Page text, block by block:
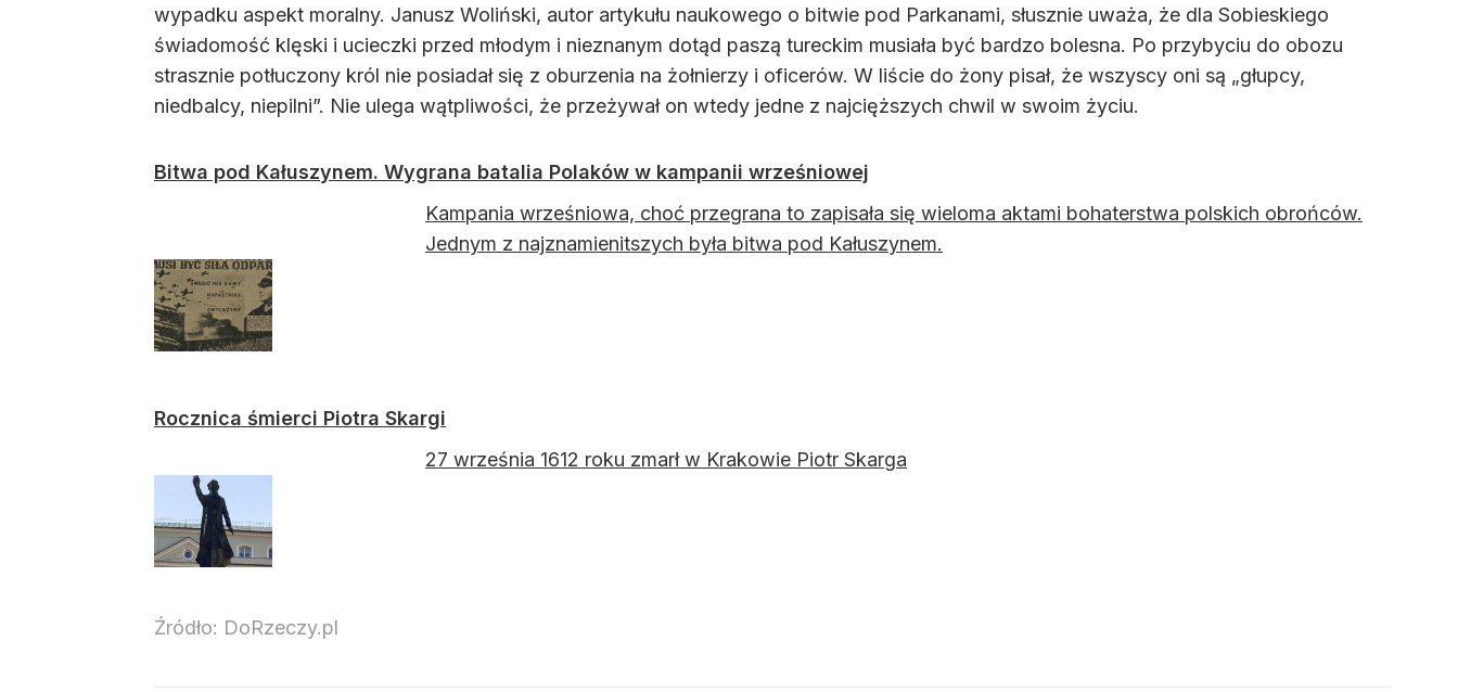
wypadku aspekt moralny. Janusz Woliński, autor artykułu naukowego o bitwie pod Parkanami, słusznie uważa, że dla Sobieskiego
świadomość klęski i ucieczki przed młodym i nieznanym dotąd paszą tureckim musiała być bardzo bolesna. Po przybyciu do obozu
strasznie potłuczony król nie posiadał się z oburzenia na żołnierzy i oficerów. W liście do żony pisał, że wszyscy oni są „głupcy,
niedbalcy, niepilni”. Nie ulega wątpliwości, że przeżywał on wtedy jedne z najcięższych chwil w swoim życiu.
Bitwa pod Kałuszynem. Wygrana batalia Polaków w kampanii wrześniowej
Kampania wrześniowa, choć przegrana to zapisała się wieloma aktami bohaterstwa polskich obrońców.
Jednym z najznamienitszych była bitwa pod Kałuszynem.
Rocznica śmierci Piotra Skargi
27 września 1612 roku zmarł w Krakowie Piotr Skarga
Źródło: DoRzeczy.pl